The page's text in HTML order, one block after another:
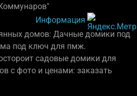
Информация
домов: Дачные домики под
под ключ для пмж.
садовые домики для
с фото и ценами: заказать